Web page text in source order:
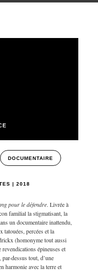
DOCUMENTAIRE
| 2018
pour le défendre. Livrée à
familial la stigmatisant, la
un documentaire inattendu,
tatouées, percées et la
(homonyme tout aussi
épineuses et
dessus tout, d’une
harmonie avec la terre et